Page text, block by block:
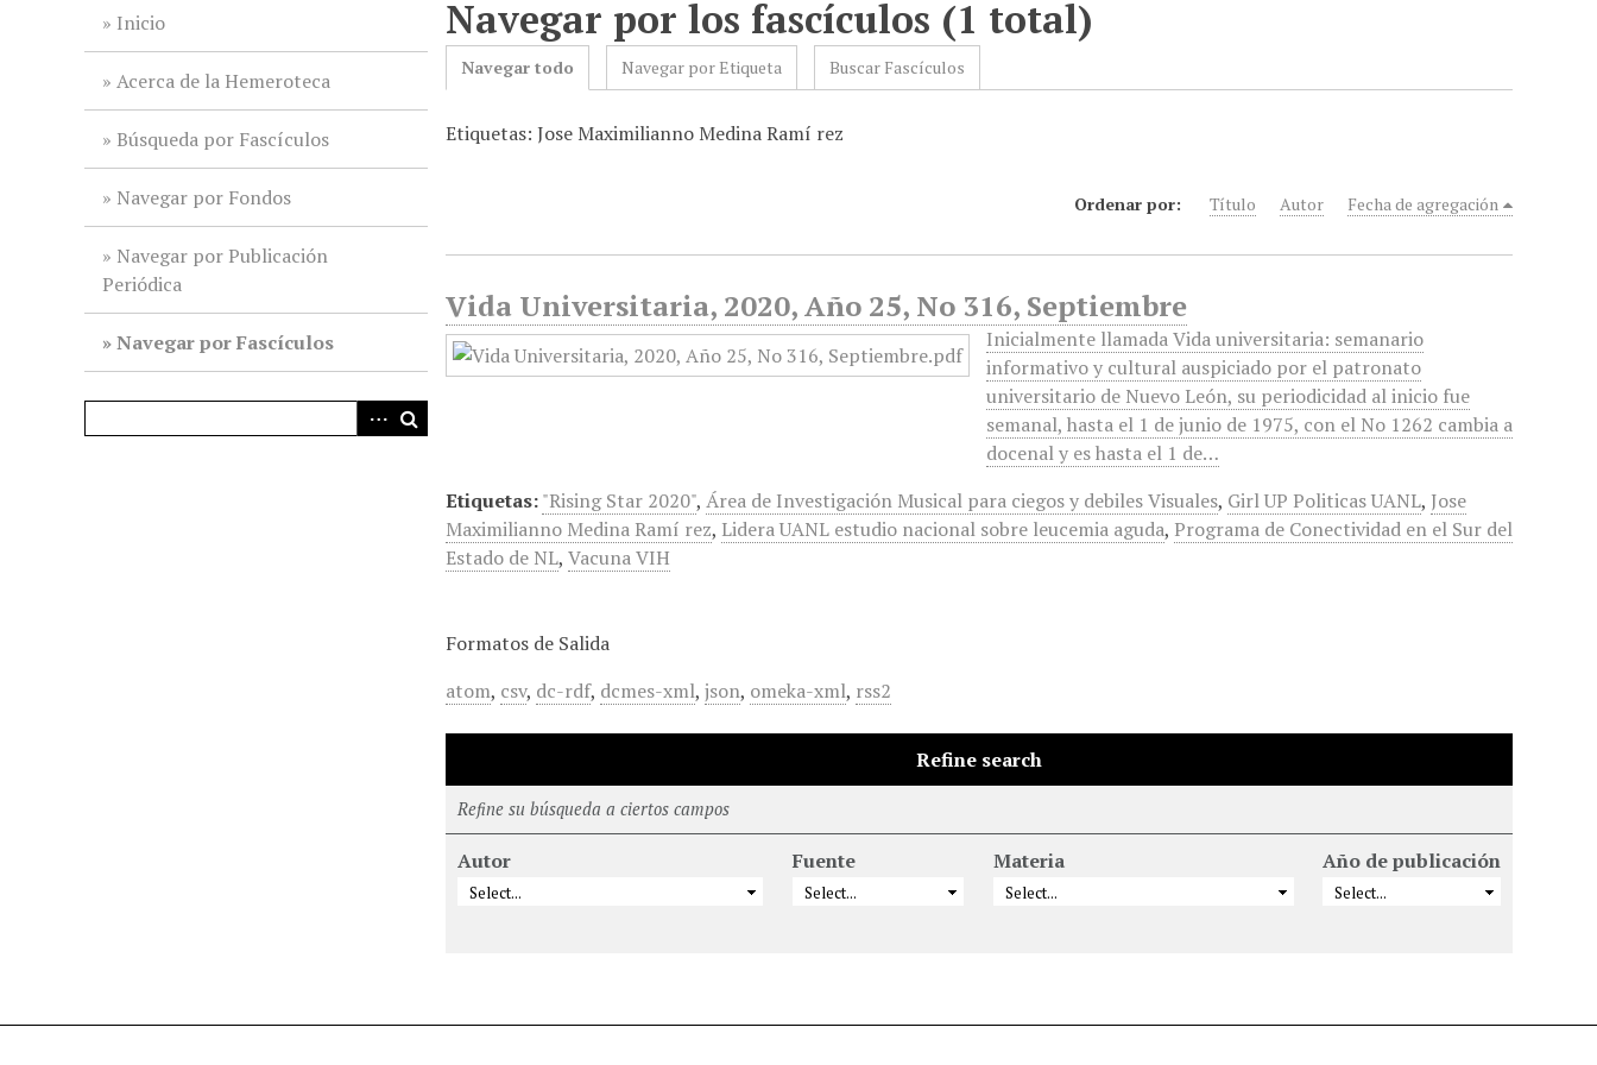
Inicio
Acerca de la Hemeroteca
Búsqueda por Fascículos
Navegar por Fondos
Navegar por Publicación
Periódica
Navegar por Fascículos
Navegar por los fascículos (1 total)
Navegar todo Navegar por Etiqueta Buscar Fascículos
Etiquetas: Jose Maximilianno Medina Ramí rez
Ordenar por: Título Autor Fecha de agregación
Vida Universitaria, 2020, Año 25, No 316, Septiembre
Inicialmente llamada Vida universitaria: semanario
informativo y cultural auspiciado por el patronato
universitario de Nuevo León, su periodicidad al inicio fue
semanal, hasta el 1 de junio de 1975, con el No 1262 cambia a
docenal y es hasta el 1 de…
Etiquetas:"Rising Star 2020",Área de Investigación Musical para ciegos y debiles Visuales, Girl UP Politicas UANL, Jose
Maximilianno Medina Ramí rez, Lidera UANL estudio nacional sobre leucemia aguda, Programa de Conectividad en el Sur del
Estado de NL,Vacuna VIH
Formatos de Salida
atom, csv, dc-rdf, dcmes-xml,json, omeka-xml, rss2
Refine search
Refine su búsqueda a ciertos campos
Autor Fuente Materia Año de publicación